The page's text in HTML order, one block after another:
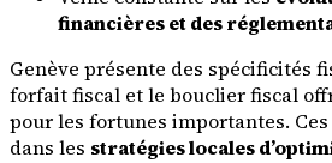
financières et des
Genève présente des spécificités
forfait fiscal et le bouclier fiscal
pour les fortunes importantes.
dans les stratégies locales